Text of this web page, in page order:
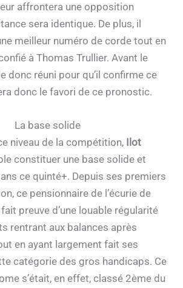
affrontera une opposition
sera identique. De plus, il
meilleur numéro de corde tout en
à Thomas Trullier. Avant le
donc réuni pour qu’il confirme ce
donc le favori de ce pronostic.
La base solide
niveau de la compétition, Ilot
constituer une base solide et
ce quinté+. Depuis ses premiers
ce pensionnaire de l’écurie de
preuve d’une louable régularité
rentrant aux balances après
en ayant largement fait ses
catégorie des gros handicaps. Ce
s’était, en effet, classé 2ème du